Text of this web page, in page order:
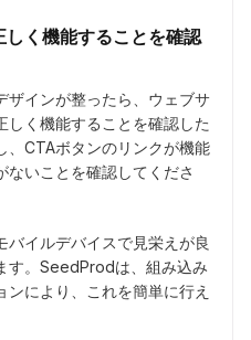
く機能することを確認
ザインが整ったら、ウェブサ
しく機能することを確認した
、CTAボタンのリンクが機能
ないことを確認してくださ
バイルデバイスで見栄えが良
す。SeedProdは、組み込み
により、これを簡単に行え